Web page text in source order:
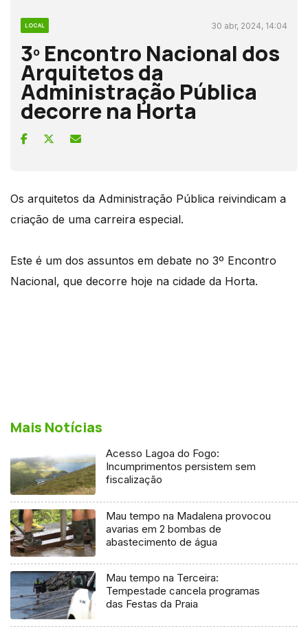
LOCAL 30 abr, 2024, 14:04
3º Encontro Nacional dos
Arquitetos da
Administração Pública
decorre na Horta
Os arquitetos da Administração Pública reivindicam a
criação de uma carreira especial.
Este é um dos assuntos em debate no 3º Encontro
Nacional, que decorre hoje na cidade da Horta.
Mais Notícias
Acesso Lagoa do Fogo:
Incumprimentos persistem sem
fiscalização
Mau tempo na Madalena provocou
avarias em 2 bombas de
abastecimento de água
Mau tempo na Terceira:
Tempestade cancela programas
das Festas da Praia